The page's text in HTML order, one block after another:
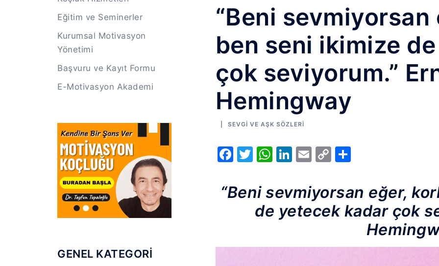
“Beni
ben seni ikimize
çok seviyorum.”
Hemingway
SEVGI VE AŞK SÖZLERI
Facebook
Twitter
WhatsApp
LinkedIn
Email
CopyShare
“Beni sevmiyorsan eğer,
de yetecek kadar çok
Eğitim ve Seminerler
Kurumsal Motivasyon
Yönetimi
Başvuru ve Kayıt Formu
E-Motivasyon Akademi
GENEL KATEGORİ